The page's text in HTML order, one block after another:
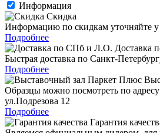
Информация
Скидка
Информацию по скидкам уточняйте у
Подробнее
Доставка
Быстрая доставка по Санкт-
Подробнее
Образцы можно посмотреть по
ул.Подрезова 12
Подробнее
Гарантия